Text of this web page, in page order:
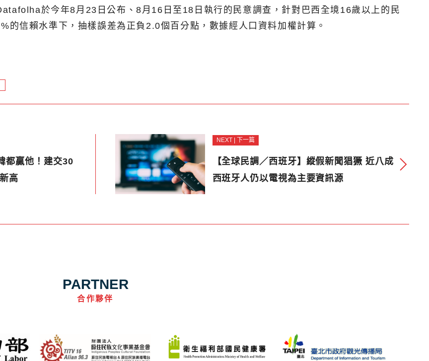
於今年8月23日公布、8月16日至18日執行的民意調查，針對巴西全境16歲以上的民
的信賴水準下，抽樣誤差為正負2.0個百分點，數據經人口資料加權計算。
都贏他！建交30
高
NEXT | 下一篇
【全球民調／西班牙】縱假新聞猖獗 近八成
西班牙人仍以電視為主要資訊源
PARTNER
合作夥伴